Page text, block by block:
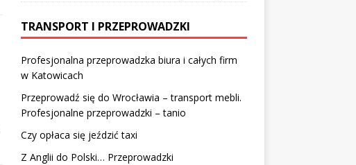
TRANSPORT I PRZEPROWADZKI
Profesjonalna przeprowadzka biura i całych firm
w Katowicach
Przeprowadź się do Wrocławia – transport mebli.
Profesjonalne przeprowadzki – tanio
Czy opłaca się jeździć taxi
Z Anglii do Polski… Przeprowadzki